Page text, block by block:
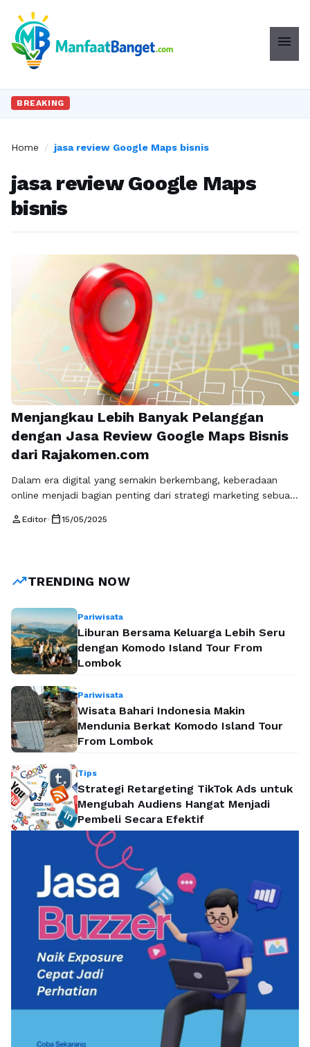
menu
BREAKING
Home / jasa review Google Maps bisnis
jasa review Google Maps
bisnis
Menjangkau Lebih Banyak Pelanggan
dengan Jasa Review Google Maps Bisnis
dari Rajakomen.com
Dalam era digital yang semakin berkembang, keberadaan
online menjadi bagian penting dari strategi marketing sebuah
menciptakan visibilitas bisnis adalah Google Maps. Jasa
ulasan …Baca Selengkapnya
person Editor• calendar_today15/05/2025
trending_upTRENDING NOW
Pariwisata
Liburan Bersama Keluarga Lebih Seru
dengan Komodo Island Tour From
Lombok
Pariwisata
Wisata Bahari Indonesia Makin
Mendunia Berkat Komodo Island Tour
From Lombok
Tips
Strategi Retargeting TikTok Ads untuk
Mengubah Audiens Hangat Menjadi
Pembeli Secara Efektif